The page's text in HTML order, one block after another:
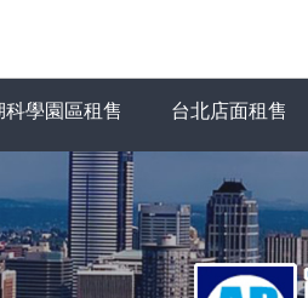
科學園區租售 台北店面租售